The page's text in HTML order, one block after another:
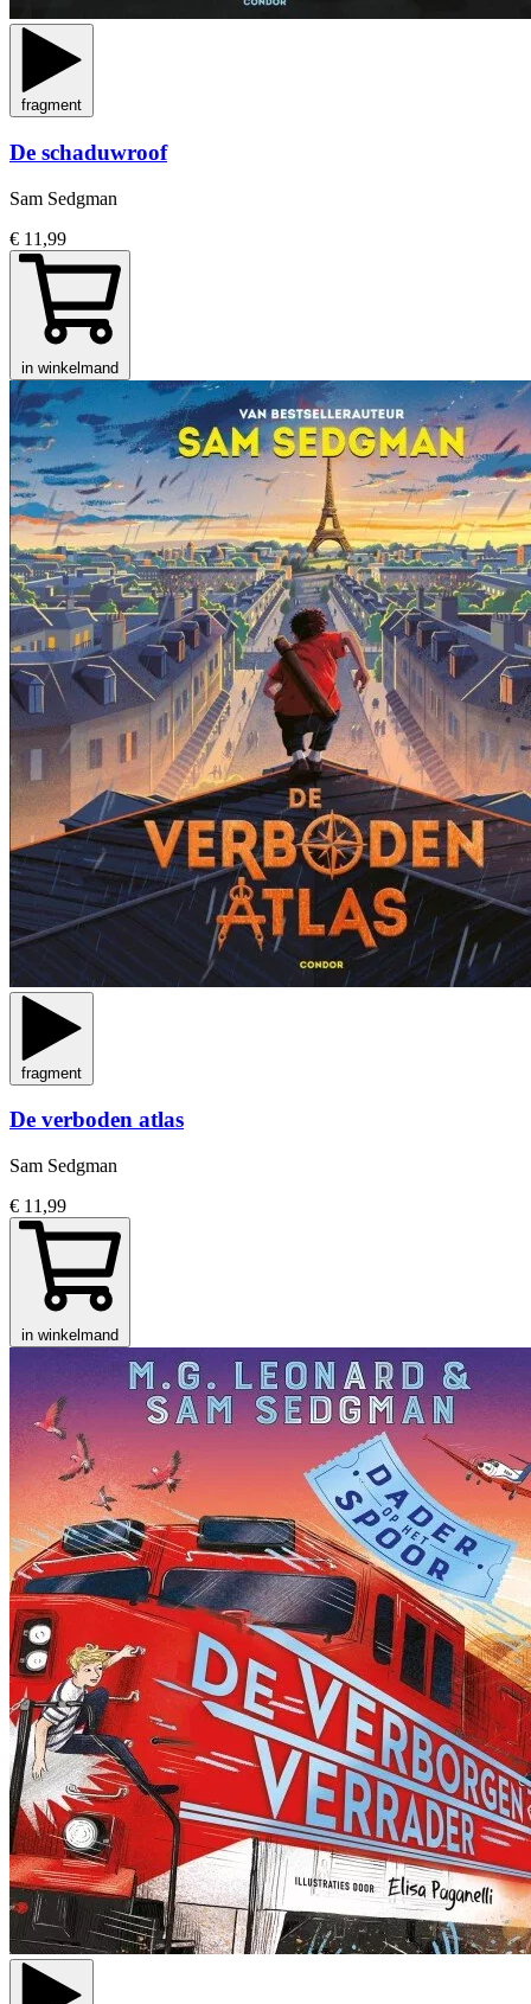
fragment
De schaduwroof
Sam Sedgman
€ 11,99
in winkelmand
fragment
De verboden atlas
Sam Sedgman
€ 11,99
in winkelmand